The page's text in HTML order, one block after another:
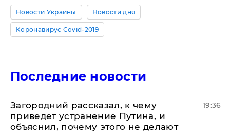
Новости Украины Новости дня
Коронавирус Covid-2019
Последние новости
Загородний рассказал, к чему
приведет устранение Путина, и
объяснил, почему этого не делают
19:36